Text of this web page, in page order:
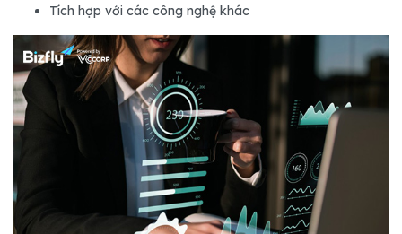
Tích hợp với các công nghệ khác